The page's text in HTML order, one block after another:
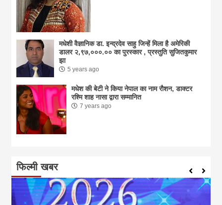
मधेशी वैज्ञानिक डा. इन्द्रदेव साहु जिन्हें मिला है अमेरिकी
डालर २,९७,०००.०० का पुरस्कार , प्रस्तुति सुजितकुमार
झा
5 years ago
मधेश की बेटी ने किया नेपाल का नाम राैशन, डाक्टर
रश्मि शाह नासा द्वारा सम्मानित
7 years ago
फिल्मी खबर